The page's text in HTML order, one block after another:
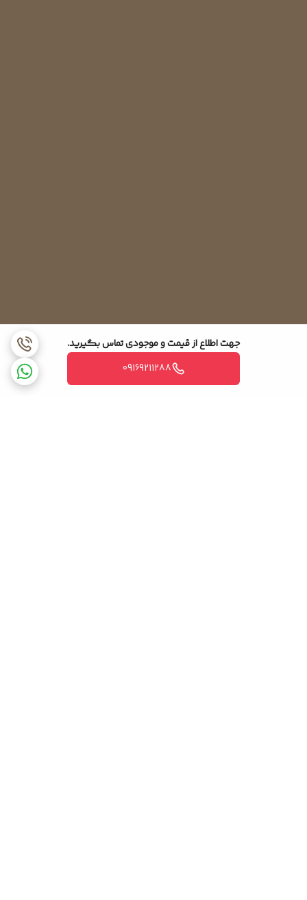
جهت اطلاع از قیمت و موجودی تماس بگیرید.
09169211288